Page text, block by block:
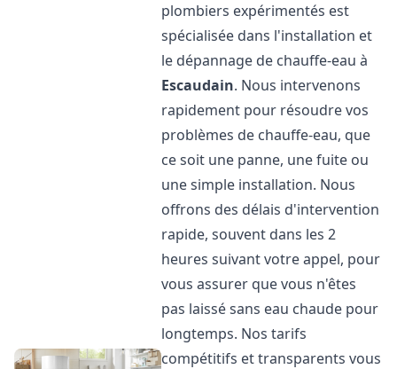
plombiers expérimentés est
spécialisée dans l'installation et
le dépannage de chauffe-eau à
Escaudain. Nous intervenons
rapidement pour résoudre vos
problèmes de chauffe-eau, que
ce soit une panne, une fuite ou
une simple installation. Nous
offrons des délais d'intervention
rapide, souvent dans les 2
heures suivant votre appel, pour
vous assurer que vous n'êtes
pas laissé sans eau chaude pour
longtemps. Nos tarifs
compétitifs et transparents vous